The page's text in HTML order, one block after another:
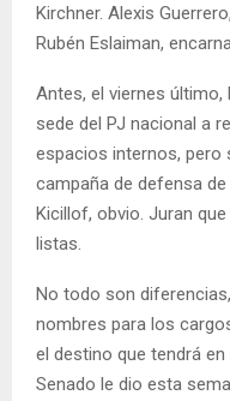
Kirchner. Alexis
Rubén Eslaiman,
Antes, el viernes
sede del PJ nacional a
espacios internos, pero
campaña de defensa
Kicillof, obvio. Juran
listas.
No todo son
nombres para los
el destino que tendrá
Senado le dio esta